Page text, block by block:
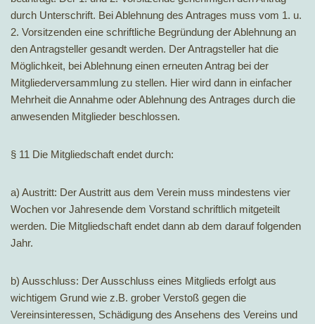
durch Unterschrift. Bei Ablehnung des Antrages muss vom 1. u.
2. Vorsitzenden eine schriftliche Begründung der Ablehnung an
den Antragsteller gesandt werden. Der Antragsteller hat die
Möglichkeit, bei Ablehnung einen erneuten Antrag bei der
Mitgliederversammlung zu stellen. Hier wird dann in einfacher
Mehrheit die Annahme oder Ablehnung des Antrages durch die
anwesenden Mitglieder beschlossen.
§ 11 Die Mitgliedschaft endet durch:
a) Austritt: Der Austritt aus dem Verein muss mindestens vier
Wochen vor Jahresende dem Vorstand schriftlich mitgeteilt
werden. Die Mitgliedschaft endet dann ab dem darauf folgenden
Jahr.
b) Ausschluss: Der Ausschluss eines Mitglieds erfolgt aus
wichtigem Grund wie z.B. grober Verstoß gegen die
Vereinsinteressen, Schädigung des Ansehens des Vereins und